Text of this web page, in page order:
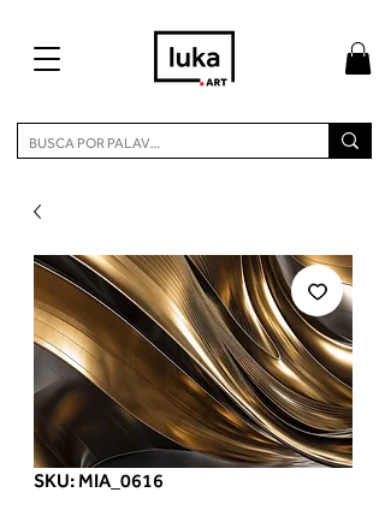
SKU: MIA_0616